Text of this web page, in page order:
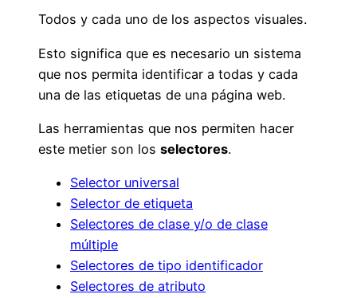
Todos y cada uno de los aspectos visuales.
Esto significa que es necesario un sistema
que nos permita identificar a todas y cada
una de las etiquetas de una página web.
Las herramientas que nos permiten hacer
este metier son los selectores.
Selector universal
Selector de etiqueta
Selectores de clase y/o de clase
múltiple
Selectores de tipo identificador
Selectores de atributo